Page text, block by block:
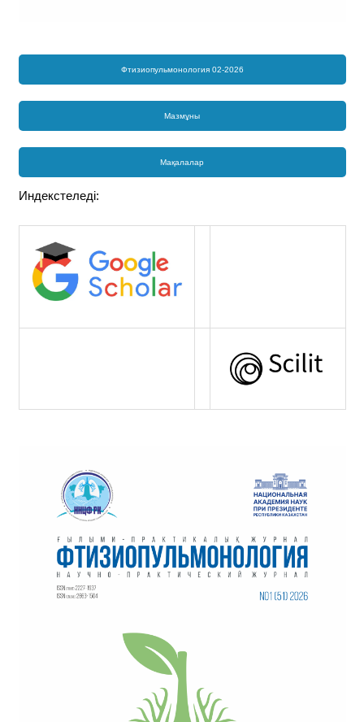
Фтизиопульмонология 02-2026
Мазмұны
Мақалалар
Индекстеледі: